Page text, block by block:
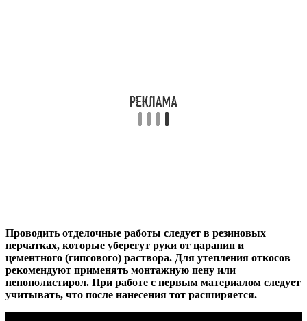
Проводить отделочные работы следует в резиновых
перчатках, которые уберегут руки от царапин и
цементного (гипсового) раствора. Для утепления откосов
рекомендуют применять монтажную пену или
пенополистирол. При работе с первым материалом следует
учитывать, что после нанесения тот расширяется.